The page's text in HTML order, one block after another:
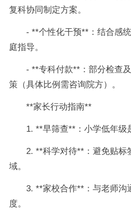
复科协同制定方案。
- **个性化干预**：结合感
庭指导。
- **专科付款**：部分检查
策（具体比例需咨询院方）。
**家长行动指南**
1. **早筛查**：小学低年级
2. **科学对待**：避免贴标
域。
3. **家校合作**：与老师沟
度。